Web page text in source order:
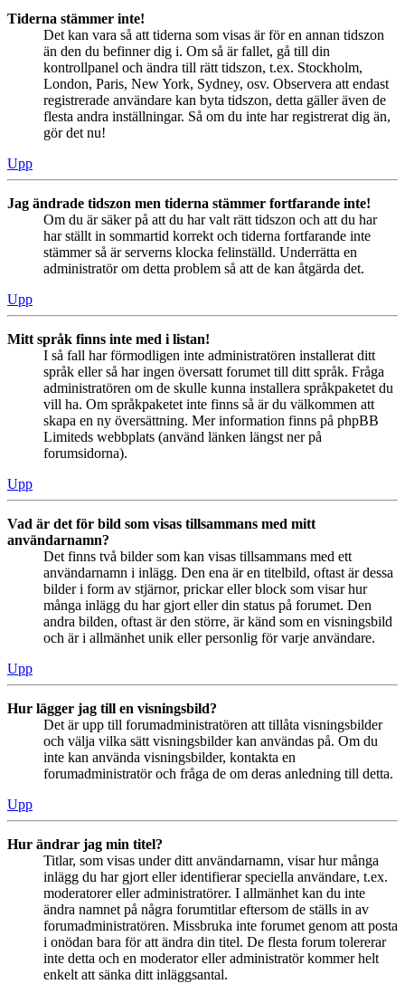
Tiderna stämmer inte!
Det kan vara så att tiderna som visas är för en annan tidszon
än den du befinner dig i. Om så är fallet, gå till din
kontrollpanel och ändra till rätt tidszon, t.ex. Stockholm,
London, Paris, New York, Sydney, osv. Observera att endast
registrerade användare kan byta tidszon, detta gäller även de
flesta andra inställningar. Så om du inte har registrerat dig än,
gör det nu!
Upp
Jag ändrade tidszon men tiderna stämmer fortfarande inte!
Om du är säker på att du har valt rätt tidszon och att du har
har ställt in sommartid korrekt och tiderna fortfarande inte
stämmer så är serverns klocka felinställd. Underrätta en
administratör om detta problem så att de kan åtgärda det.
Upp
Mitt språk finns inte med i listan!
I så fall har förmodligen inte administratören installerat ditt
språk eller så har ingen översatt forumet till ditt språk. Fråga
administratören om de skulle kunna installera språkpaketet du
vill ha. Om språkpaketet inte finns så är du välkommen att
skapa en ny översättning. Mer information finns på phpBB
Limiteds webbplats (använd länken längst ner på
forumsidorna).
Upp
Vad är det för bild som visas tillsammans med mitt
användarnamn?
Det finns två bilder som kan visas tillsammans med ett
användarnamn i inlägg. Den ena är en titelbild, oftast är dessa
bilder i form av stjärnor, prickar eller block som visar hur
många inlägg du har gjort eller din status på forumet. Den
andra bilden, oftast är den större, är känd som en visningsbild
och är i allmänhet unik eller personlig för varje användare.
Upp
Hur lägger jag till en visningsbild?
Det är upp till forumadministratören att tillåta visningsbilder
och välja vilka sätt visningsbilder kan användas på. Om du
inte kan använda visningsbilder, kontakta en
forumadministratör och fråga de om deras anledning till detta.
Upp
Hur ändrar jag min titel?
Titlar, som visas under ditt användarnamn, visar hur många
inlägg du har gjort eller identifierar speciella användare, t.ex.
moderatorer eller administratörer. I allmänhet kan du inte
ändra namnet på några forumtitlar eftersom de ställs in av
forumadministratören. Missbruka inte forumet genom att posta
i onödan bara för att ändra din titel. De flesta forum tolererar
inte detta och en moderator eller administratör kommer helt
enkelt att sänka ditt inläggsantal.